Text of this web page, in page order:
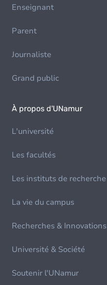
Enseignant
Parent
Journaliste
Grand public
À propos d'UNamur
L'université
Les facultés
Les instituts de recherche
La vie du campus
Recherches & Innovations
Université & Société
Soutenir l'UNamur